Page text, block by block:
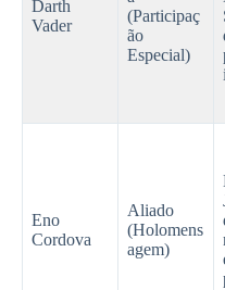
Darth
Vader
(Participaç
ão
Especial)
Eno
Cordova
Aliado
(Holomens
agem)